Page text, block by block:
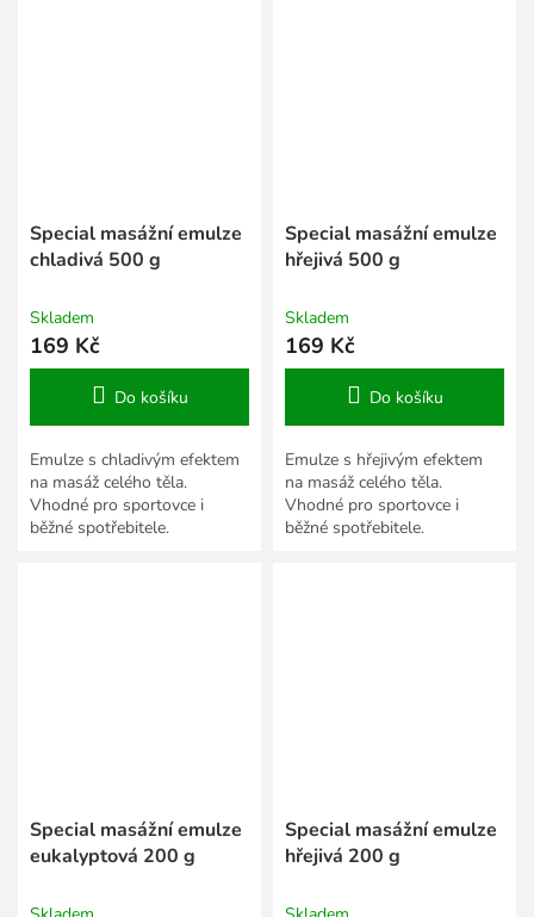
Special masážní emulze
chladivá 500 g
Skladem
169 Kč
Do košíku
Emulze s chladivým efektem
na masáž celého těla.
Vhodné pro sportovce i
běžné spotřebitele.
Special masážní emulze
hřejivá 500 g
Skladem
169 Kč
Do košíku
Emulze s hřejivým efektem
na masáž celého těla.
Vhodné pro sportovce i
běžné spotřebitele.
Special masážní emulze
eukalyptová 200 g
Special masážní emulze
hřejivá 200 g